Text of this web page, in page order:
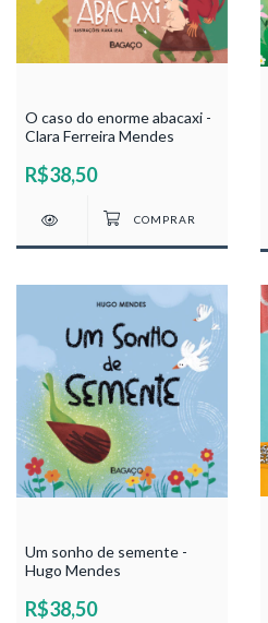
O caso do enorme abacaxi -
Clara Ferreira Mendes
R$38,50
Um sonho de semente -
Hugo Mendes
R$38,50